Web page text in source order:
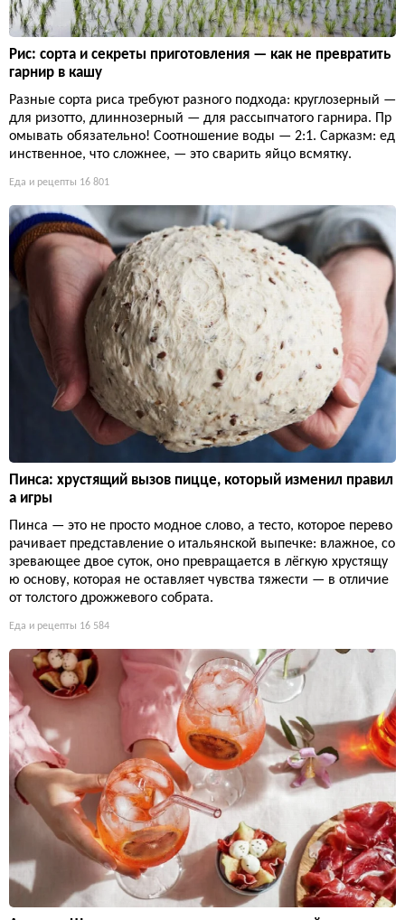
Рис: сорта и секреты приготовления — как не превратить
гарнир в кашу
Разные сорта риса требуют разного подхода: круглозерный —
для ризотто, длиннозерный — для рассыпчатого гарнира. Пр
омывать обязательно! Соотношение воды — 2:1. Сарказм: ед
инственное, что сложнее, — это сварить яйцо всмятку.
Еда и рецепты 16 801
Пинса: хрустящий вызов пицце, который изменил правил
а игры
Пинса — это не просто модное слово, а тесто, которое перево
рачивает представление о итальянской выпечке: влажное, со
зревающее двое суток, оно превращается в лёгкую хрустящу
ю основу, которая не оставляет чувства тяжести — в отличие
от толстого дрожжевого собрата.
Еда и рецепты 16 584